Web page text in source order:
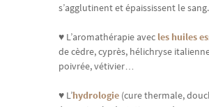
s’agglutinent et épaississent le sang.
♥ L’aromathérapie avec les huiles
de cèdre, cyprès, hélichryse
poivrée, vétivier…
♥ L’hydrologie (cure thermale,